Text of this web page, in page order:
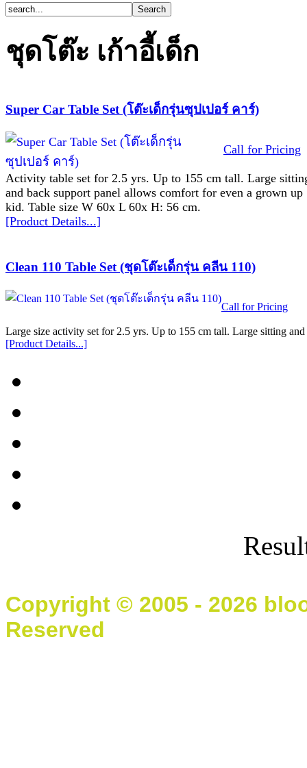
ชุดโต๊ะ เก้าอี้เด็ก
Super Car Table Set (โต๊ะเด็กรุ่นซุปเปอร์ คาร์)
Call for Pricing
Activity table set for 2.5 yrs. Up to 155 cm tall. Large
and back support panel allows comfort for even a grown up
kid. Table size W 60x L 60x H: 56 cm.
[Product Details...]
Clean 110 Table Set (ชุดโต๊ะเด็กรุ่น คลีน 110)
Call for Pricing
Large size activity set for 2.5 yrs. Up to 155 cm tall. Large sitting
[Product Details...]
Copyright © 2005 - 2026
Reserved